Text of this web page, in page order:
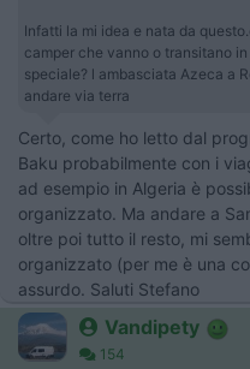
Infatti la mi idea e nata da
camper che vanno o transitano
speciale? l ambasciata Azeca a
andare via terra
Certo, come ho letto dal
Baku probabilmente con i
ad esempio in Algeria è
organizzato. Ma andare a
oltre poi tutto il resto, mi
organizzato (per me è una
assurdo. Saluti Stefano
Vandipety
154